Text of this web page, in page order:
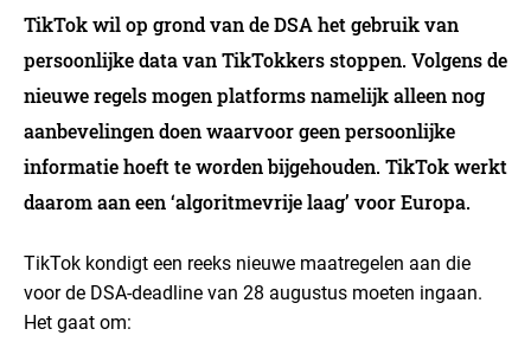
TikTok wil op grond van de DSA het gebruik van
persoonlijke data van TikTokkers stoppen. Volgens de
nieuwe regels mogen platforms namelijk alleen nog
aanbevelingen doen waarvoor geen persoonlijke
informatie hoeft te worden bijgehouden. TikTok werkt
daarom aan een ‘algoritmevrije laag’ voor Europa.
TikTok kondigt een reeks nieuwe maatregelen aan die
voor de DSA-deadline van 28 augustus moeten ingaan.
Het gaat om: